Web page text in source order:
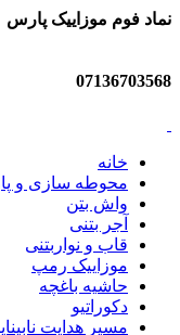
نماد فوم موزاییک پارس
07136703568
خانه
محوطه سازی و
واش بتن
آجر بتنی
قاب و نواربتنی
موزاییک رمپ
حاشیه باغچه
دکوراتیو
مسیر هدایت